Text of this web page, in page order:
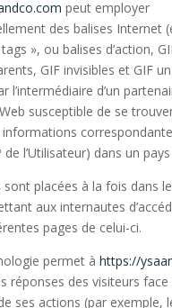
peut employer
des balises Internet
», ou balises d’action,
GIF invisibles et GIF
l’intermédiaire d’un
Web susceptible de se
de l’Utilisateur) dans un
sont placées à la fois dans
aux internautes
pages de celui-ci.
permet à https://
réponses des visiteurs
ses actions (par exemple,